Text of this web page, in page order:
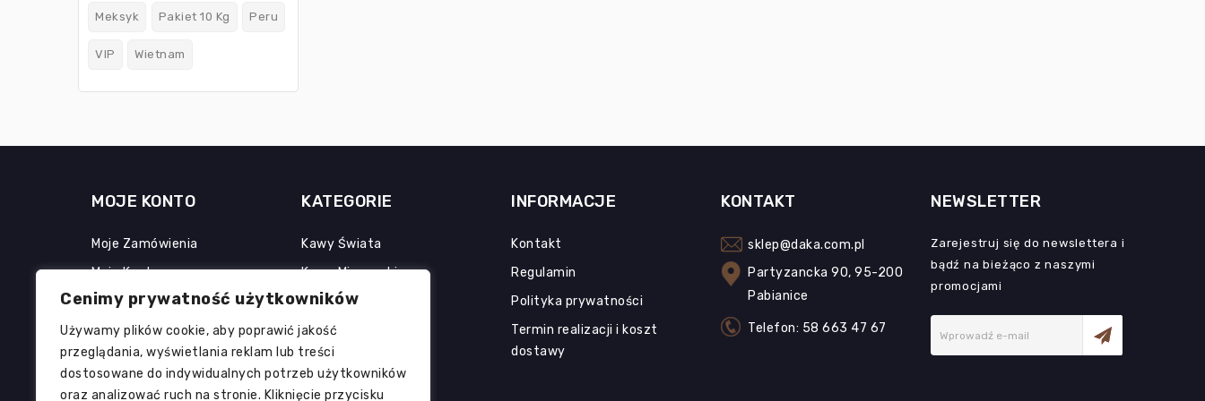
Cenimy prywatność użytkowników
Używamy plików cookie, aby poprawić jakość
przeglądania, wyświetlania reklam lub treści
dostosowane do indywidualnych potrzeb użytkowników
oraz analizować ruch na stronie. Kliknięcie przycisku
Meksyk Pakiet 10 Kg Peru
VIP Wietnam
MOJE KONTO
Moje Zamówienia
Moje Konto
Mój Koszyk
KATEGORIE
Kawy Świata
Kawy Mieszanki
INFORMACJE
Kontakt
Regulamin
Polityka prywatności
Termin realizacji i koszt
dostawy
KONTAKT
sklep@daka.com.pl
Partyzancka 90, 95-200
Pabianice
Telefon: 58 663 47 67
NEWSLETTER
Zarejestruj się do newslettera i
bądź na bieżąco z naszymi
promocjami